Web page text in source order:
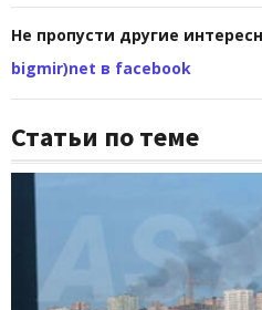
Не пропусти другие
bigmir)net в facebook
Статьи по теме